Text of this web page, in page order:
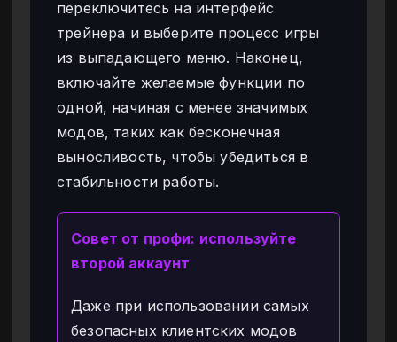
переключитесь на интерфейс
трейнера и выберите процесс игры
из выпадающего меню. Наконец,
включайте желаемые функции по
одной, начиная с менее значимых
модов, таких как бесконечная
выносливость, чтобы убедиться в
стабильности работы.
Совет от профи: используйте
второй аккаунт
Даже при использовании самых
безопасных клиентских модов